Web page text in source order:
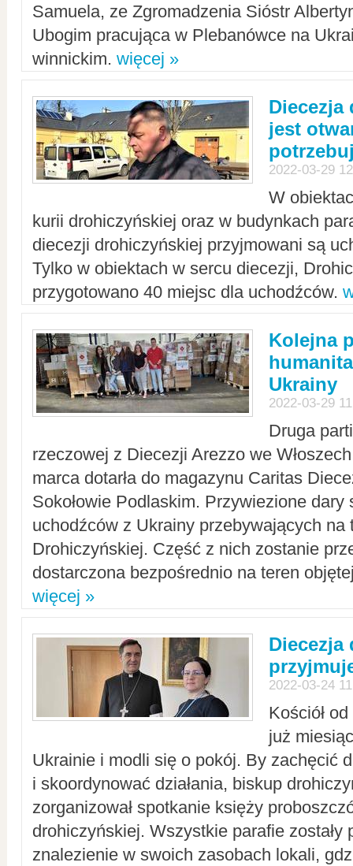
Samuela, ze Zgromadzenia Sióstr
Ubogim pracująca w Plebanówce na
winnickim. więcej »
Diecezja
jest
2022-03-29
W
kurii drohiczyńskiej oraz w budynkach
diecezji drohiczyńskiej przyjmowani są
Tylko w obiektach w sercu diecezji,
przygotowano 40 miejsc dla uchodźców.
Kolejna
Ukrainy
2022-03-29
Druga
rzeczowej z Diecezji Arezzo we
marca dotarła do magazynu Caritas
Sokołowie Podlaskim. Przywiezione dary
uchodźców z Ukrainy przebywających na
Drohiczyńskiej. Część z nich zostanie
dostarczona bezpośrednio na teren
więcej »
Diecezja
2022-03-24
Kościół
już
Ukrainie i modli się o pokój. By zachęcić
i skoordynować działania, biskup
zorganizował spotkanie księży
drohiczyńskiej. Wszystkie parafie zostały
znalezienie w swoich zasobach lokali,